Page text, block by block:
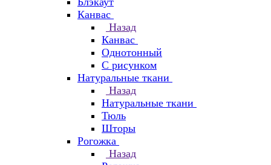
Канвас
Назад
Канвас
Однотонный
С рисунком
Натуральные ткани
Назад
Натуральные ткани
Тюль
Шторы
Рогожка
Назад